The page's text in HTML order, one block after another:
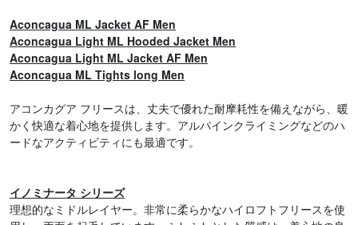
Aconcagua ML Jacket AF Men
Aconcagua Light ML Hooded Jacket Men
Aconcagua Light ML Jacket AF Men
Aconcagua ML Tights long Men
アコンカグア フリースは、丈夫で優れた耐摩耗性を備えながら、暖
かく快適な着心地を提供します。アルパインクライミングなどのハ
ードなアクティビティにも最適です。
イノミナータ シリーズ
理想的なミドルレイヤー。非常に柔らかなハイロフトフリースを使